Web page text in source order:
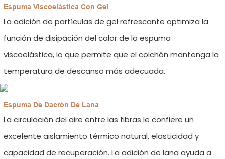
Espuma Viscoelástica Con Gel
La adición de partículas de gel refrescante optimiza la
función de disipación del calor de la espuma
viscoelástica, lo que permite que el colchón mantenga la
temperatura de descanso más adecuada.
Espuma De Dacrón De Lana
La circulación del aire entre las fibras le confiere un
excelente aislamiento térmico natural, elasticidad y
capacidad de recuperación. La adición de lana ayuda a